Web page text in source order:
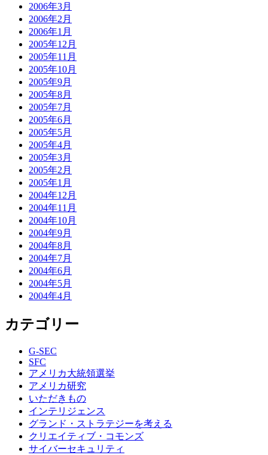
2006年3月
2006年2月
2006年1月
2005年12月
2005年11月
2005年10月
2005年9月
2005年8月
2005年7月
2005年6月
2005年5月
2005年4月
2005年3月
2005年2月
2005年1月
2004年12月
2004年11月
2004年10月
2004年9月
2004年8月
2004年7月
2004年6月
2004年5月
2004年4月
カテゴリー
G-SEC
SFC
アメリカ大統領選挙
アメリカ研究
いただきもの
インテリジェンス
グランド・ストラテジーを考える
クリエイティブ・コモンズ
サイバーセキュリティ